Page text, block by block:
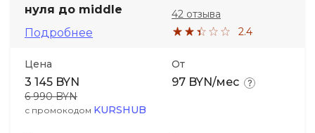
нуля до middle
Подробнее
2.4
42 отзыва
Цена
3 145 BYN
6 990 BYN
с промокодом KURSHUB
От
97 BYN/мес
Менеджмент
Иностранные языки
Soft Skills